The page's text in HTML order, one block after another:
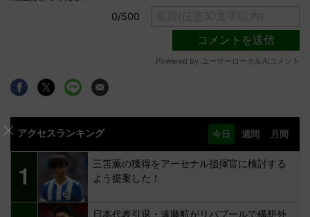
アクセスランキング 今日 週間 月間
1
三笘薫の獲得をアーセナル指揮官に検討する
よう提案した！
日本代表引退・遠藤航がリバプールで構想外